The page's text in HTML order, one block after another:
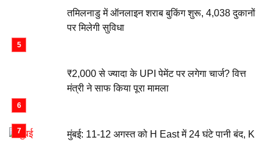
तमिलनाडु में ऑनलाइन शराब बुकिंग शुरू, 4,038 दुकानों
पर मिलेगी सुविधा
₹2,000 से ज्यादा के UPI पेमेंट पर लगेगा चार्ज? वित्त
मंत्री ने साफ किया पूरा मामला
मुंबई: 11-12 अगस्त को H East में 24 घंटे पानी बंद, K